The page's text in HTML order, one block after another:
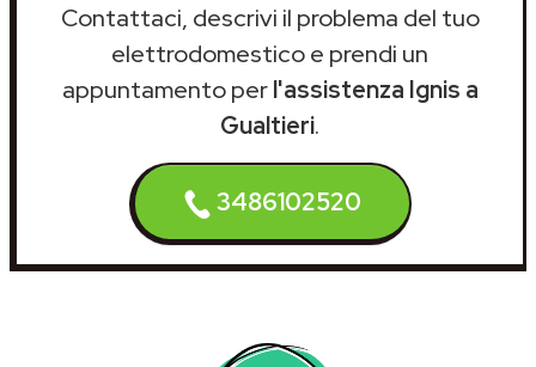
Contattaci, descrivi il problema del tuo
elettrodomestico e prendi un
appuntamento perl'assistenza Ignis a
Gualtieri.
3486102520